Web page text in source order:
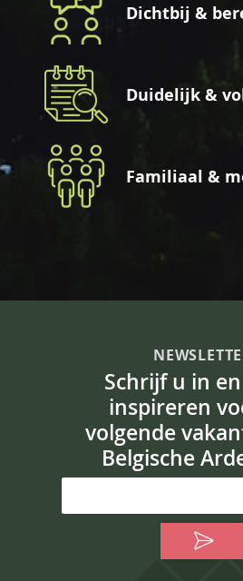
Dichtbij &
Duidelijk &
Familiaal &
Schrijf u in
inspireren
volgende
Belgische